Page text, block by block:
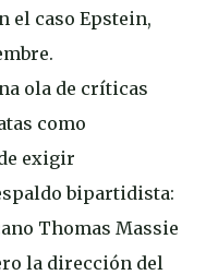
el caso Epstein,
ola de críticas
como
exigir
bipartidista:
Thomas Massie
la dirección del